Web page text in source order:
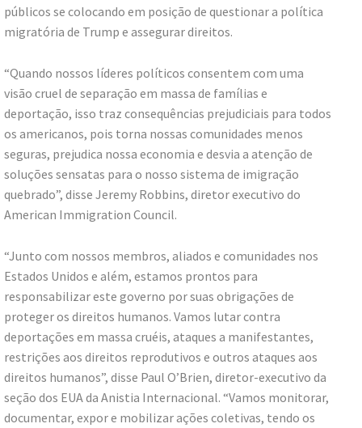
públicos se colocando em posição de questionar a política
migratória de Trump e assegurar direitos.
“Quando nossos líderes políticos consentem com uma
visão cruel de separação em massa de famílias e
deportação, isso traz consequências prejudiciais para todos
os americanos, pois torna nossas comunidades menos
seguras, prejudica nossa economia e desvia a atenção de
soluções sensatas para o nosso sistema de imigração
quebrado”, disse Jeremy Robbins, diretor executivo do
American Immigration Council.
“Junto com nossos membros, aliados e comunidades nos
Estados Unidos e além, estamos prontos para
responsabilizar este governo por suas obrigações de
proteger os direitos humanos. Vamos lutar contra
deportações em massa cruéis, ataques a manifestantes,
restrições aos direitos reprodutivos e outros ataques aos
direitos humanos”, disse Paul O’Brien, diretor-executivo da
seção dos EUA da Anistia Internacional. “Vamos monitorar,
documentar, expor e mobilizar ações coletivas, tendo os